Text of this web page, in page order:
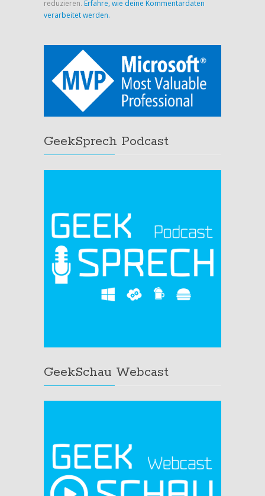
reduzieren. Erfahre, wie deine Kommentardaten
verarbeitet werden.
GeekSprech Podcast
GeekSchau Webcast